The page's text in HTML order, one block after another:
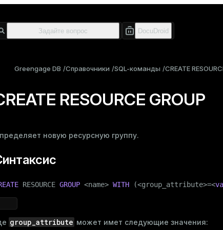
Greengage DB Справочники SQL-команды CREATE
RESOURCE GROUP
новую ресурсную группу.
RESOURCE GROUP <name> WITH (<group_attribute>=<
group_attribute может имет следующие значения: